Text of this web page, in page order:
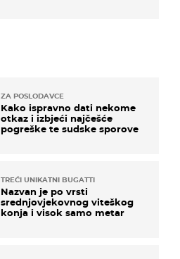
ZA POSLODAVCE
Kako ispravno dati nekome
otkaz i izbjeći najčešće
pogreške te sudske sporove
TREĆI UNIKATNI BUGATTI
Nazvan je po vrsti
srednjovjekovnog viteškog
konja i visok samo metar